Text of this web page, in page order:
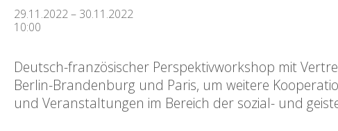
29.11.2022 – 30.11.2022
10:00
Deutsch-französischer Perspektivworkshop mit
Berlin-Brandenburg und Paris, um weitere
und Veranstaltungen im Bereich der sozial- und